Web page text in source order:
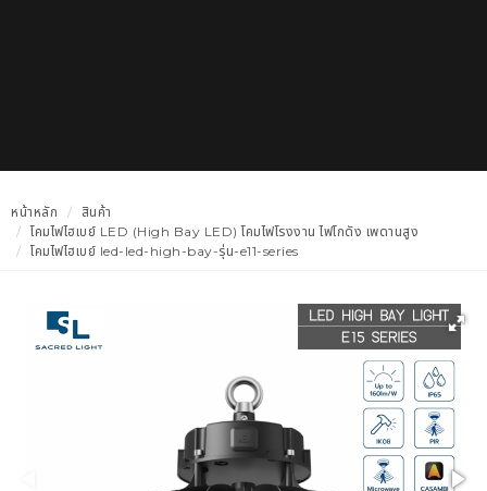
หน้าหลัก
สินค้า
โคมไฟไฮเบย์ LED (High Bay LED) โคมไฟโรงงาน ไฟโกดัง เพดานสูง
โคมไฟไฮเบย์ led-led-high-bay-รุ่น-e11-series